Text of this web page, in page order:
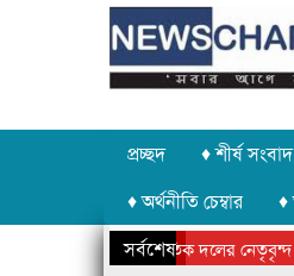
প্রচ্ছদ ♦ শীর্ষ সংবাদ
♦ অর্থনীতি চেম্বার
♦
সর্বশেষ
রাজনৈতিক দলের নেতৃবৃন্দ ও